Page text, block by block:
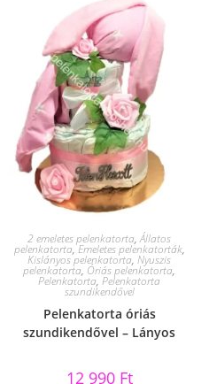
2 emeletes pelenkatorta,Állatos
pelenkatorta,Emeletes pelenkatorták,
Kislányos pelenkatorta, Nyuszis
pelenkatorta, Óriás pelenkatorta,
Pelenkatorta, Pelenkatorta
szundikendővel
Pelenkatorta óriás
szundikendővel – Lányos
12 990 Ft